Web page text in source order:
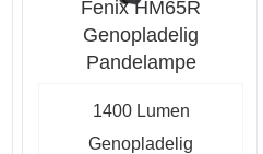
Fenix HM65R
Genopladelig
Pandelampe
1400 Lumen
Genopladelig